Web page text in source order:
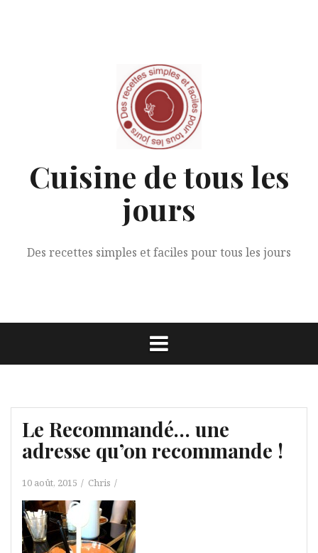
Cuisine de tous les
jours
Des recettes simples et faciles pour tous les jours
Le Recommandé… une
adresse qu’on recommande !
10 août, 2015 Chris